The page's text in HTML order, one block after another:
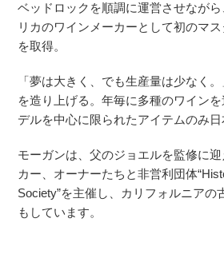
ベッドロックを順調に運営させなが
リカのワインメーカーとして初のマ
を取得。
「夢は大きく、でも生産量は少なく
を造り上げる。年毎に多種のワイン
デルを中心に限られたアイテムのみ日
モーガンは、父のジョエルを監修に
カー、オーナーたちと非営利団体
Society”を主催し、カリフォルニアの
もしています。